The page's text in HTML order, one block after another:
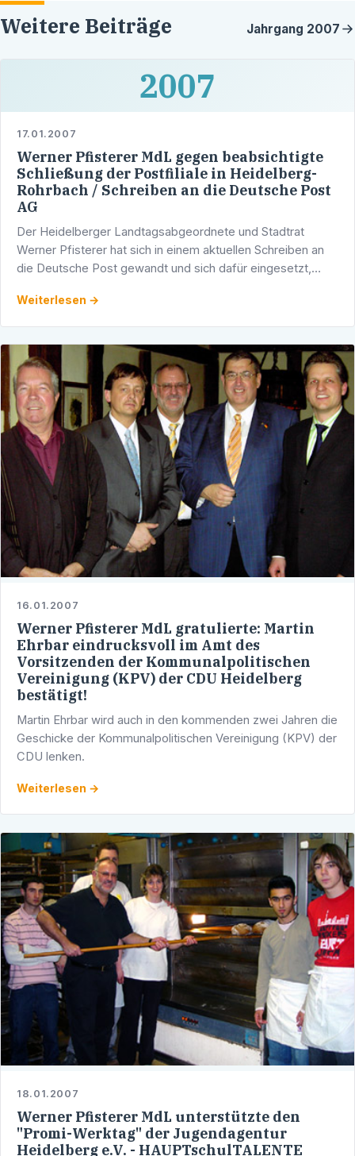
Weitere Beiträge Jahrgang 2007
2007
17.01.2007
Werner Pfisterer MdL gegen beabsichtigte
Schließung der Postfiliale in Heidelberg-
Rohrbach / Schreiben an die Deutsche Post
AG
Der Heidelberger Landtagsabgeordnete und Stadtrat
Werner Pfisterer hat sich in einem aktuellen Schreiben an
die Deutsche Post gewandt und sich dafür eingesetzt,
Weiterlesen →
16.01.2007
Werner Pfisterer MdL gratulierte: Martin
Ehrbar eindrucksvoll im Amt des
Vorsitzenden der Kommunalpolitischen
Vereinigung (KPV) der CDU Heidelberg
bestätigt!
Martin Ehrbar wird auch in den kommenden zwei Jahren die
Geschicke der Kommunalpolitischen Vereinigung (KPV) der
CDU lenken.
Weiterlesen →
18.01.2007
Werner Pfisterer MdL unterstützte den
"Promi-Werktag" der Jugendagentur
Heidelberg e.V. - HAUPTschulTALENTE